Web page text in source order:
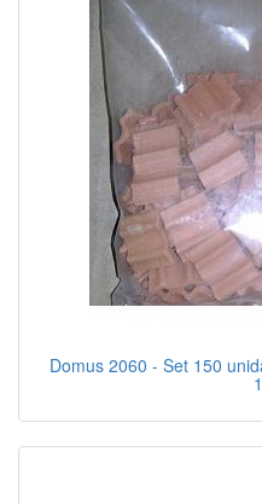
Domus 2060 - Set 150